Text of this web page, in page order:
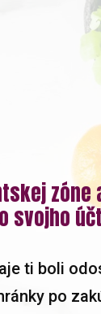
zóne
svojho
ti boli
po